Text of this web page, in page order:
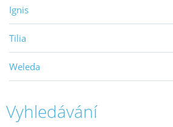
Ignis
Tilia
Weleda
Vyhledávání